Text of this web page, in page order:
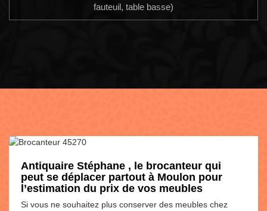
fauteuil, table basse)
Antiquaire Stéphane , le brocanteur qui
peut se déplacer partout à Moulon pour
l’estimation du prix de vos meubles
Si vous ne souhaitez plus conserver des meubles chez